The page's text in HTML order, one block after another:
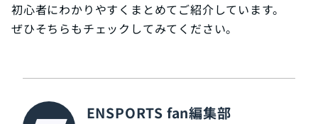
初心者にわかりやすくまとめてご紹介しています。
ぜひそちらもチェックしてみてください。
ENSPORTS fan編集部